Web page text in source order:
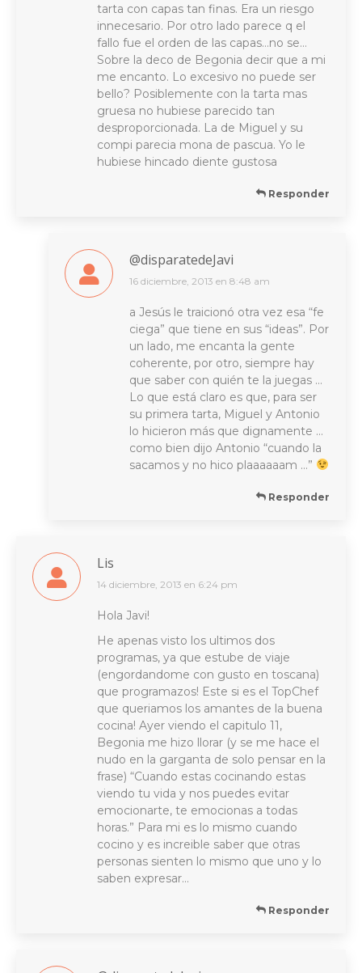
tarta con capas tan finas. Era un riesgo
innecesario. Por otro lado parece q el
fallo fue el orden de las capas…no se…
Sobre la deco de Begonia decir que a mi
me encanto. Lo excesivo no puede ser
bello? Posiblemente con la tarta mas
gruesa no hubiese parecido tan
desproporcionada. La de Miguel y su
compi parecia mona de pascua. Yo le
hubiese hincado diente gustosa
Responder
@disparatedeJavi
dice:
16 diciembre, 2013 en 8:48 am
a Jesús le traicionó otra vez esa “fe
ciega” que tiene en sus “ideas”. Por
un lado, me encanta la gente
coherente, por otro, siempre hay
que saber con quién te la juegas …
Lo que está claro es que, para ser
su primera tarta, Miguel y Antonio
lo hicieron más que dignamente …
como bien dijo Antonio “cuando la
sacamos y no hico plaaaaaam …”
Responder
Lis
dice:
14 diciembre, 2013 en 6:24 pm
Hola Javi!
He apenas visto los ultimos dos
programas, ya que estube de viaje
(engordandome con gusto en toscana)
que programazos! Este si es el TopChef
que queriamos los amantes de la buena
cocina! Ayer viendo el capitulo 11,
Begonia me hizo llorar (y se me hace el
nudo en la garganta de solo pensar en la
frase) “Cuando estas cocinando estas
viendo tu vida y nos puedes evitar
emocionarte, te emocionas a todas
horas.” Para mi es lo mismo cuando
cocino y es increible saber que otras
personas sienten lo mismo que uno y lo
saben expresar…
Responder